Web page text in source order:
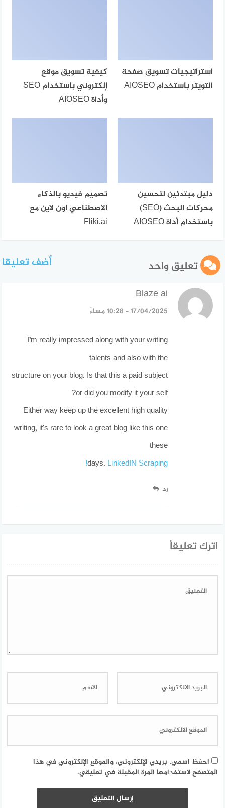
استراتيجيات تسويق صفحة
التويتر باستخدام AIOSEO
كيفية تسويق موقع
إلكتروني باستخدام SEO
وأداة AIOSEO
دليل مبتدئين لتحسين
محركات البحث (SEO)
باستخدام أداة AIOSEO
تصميم فيديو بالذكاء
الاصطناعي اون لاين مع
Fliki.ai
تعليق واحد أضف تعليقا
Blaze ai
17/04/2025 - 10:28 مساءً
I’m really impressed along with your writing
talents and also with the
structure on your blog. Is that this a paid subject
or did you modify it your self?
Either way keep up the excellent high quality
writing, it’s rare to look a great blog like this one
these
days. LinkedIN Scraping
!
رد
اترك تعليقاً
احفظ اسمي، بريدي الإلكتروني، والموقع الإلكتروني في هذا
المتصفح لاستخدامها المرة المقبلة في تعليقي.